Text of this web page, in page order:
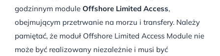
godzinnym module Offshore Limited Access,
obejmującym przetrwanie na morzu i transfery. Należy
pamiętać, że moduł Offshore Limited Access Module nie
może być realizowany niezależnie i musi być